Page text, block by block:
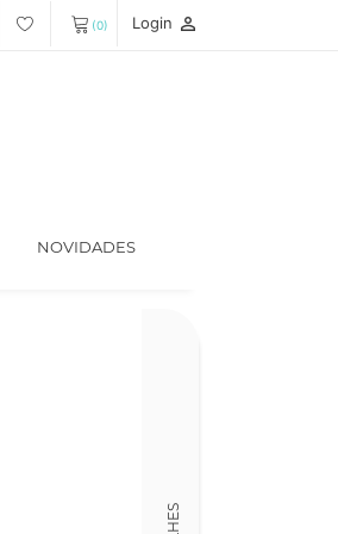
(0) Login person_outline
NOVIDADES